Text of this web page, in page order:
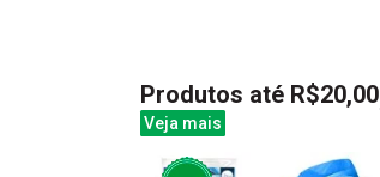
Produtos até R$20,00
Veja mais